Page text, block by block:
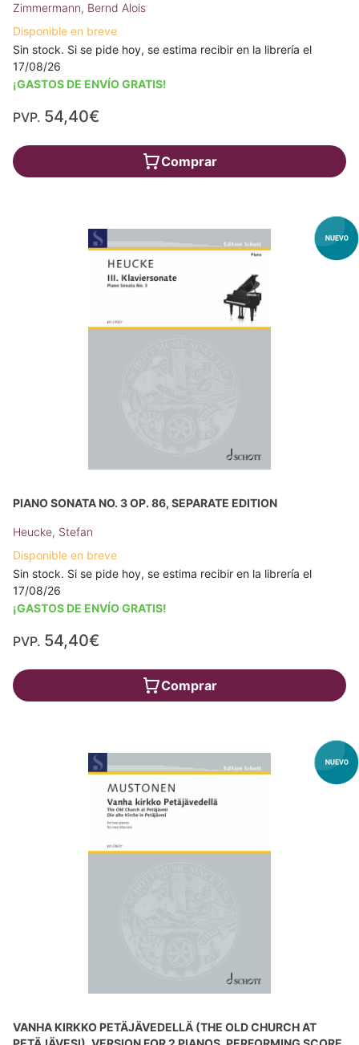
Zimmermann, Bernd Alois
Disponible en breve
Sin stock. Si se pide hoy, se estima recibir en la librería el
17/08/26
¡GASTOS DE ENVÍO GRATIS!
PVP. 54,40€
Comprar
PIANO SONATA NO. 3 OP. 86, SEPARATE EDITION
Heucke, Stefan
Disponible en breve
Sin stock. Si se pide hoy, se estima recibir en la librería el
17/08/26
¡GASTOS DE ENVÍO GRATIS!
PVP. 54,40€
Comprar
VANHA KIRKKO PETÄJÄVEDELLÄ (THE OLD CHURCH AT